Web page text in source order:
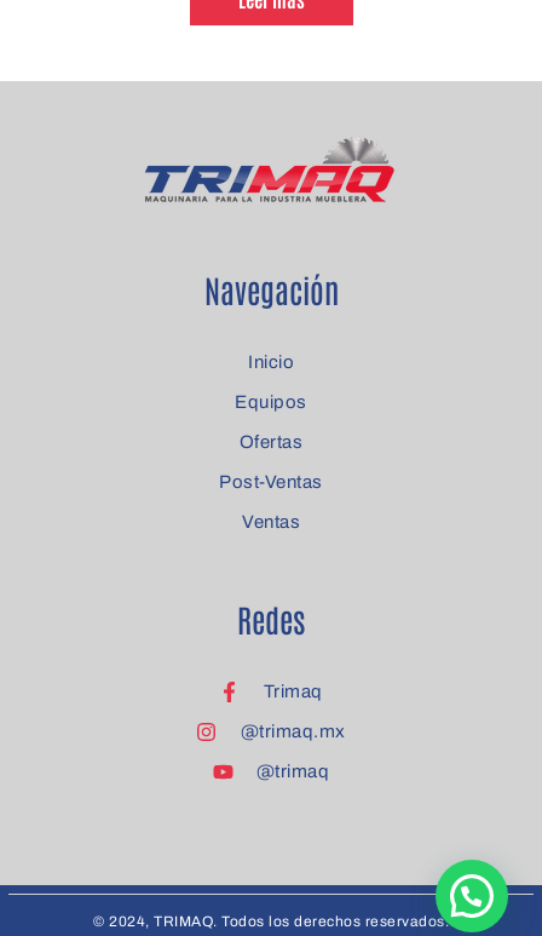
Navegación
Inicio
Equipos
Ofertas
Post-Ventas
Ventas
Redes
Trimaq
@trimaq.mx
@trimaq
© 2024, TRIMAQ. Todos los derechos reservados.